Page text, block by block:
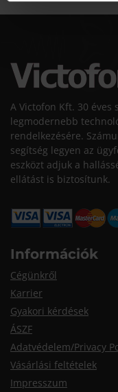
A Victofon Kft. 30 éves
legmodernebb
rendelkezésére.
segítség legyen az
eszközt adjuk a
ellátást is biztosítunk.
Információk
Cégünkről
Karrier
Gyakori kérdések
ÁSZF
Adatvédelem/Privacy
Vásárlási feltételek
Impresszum